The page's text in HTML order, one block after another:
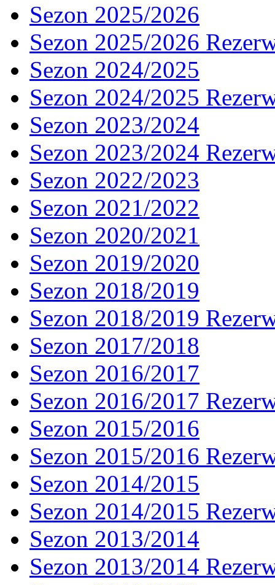
Sezon 2025/2026
Sezon 2025/2026
Sezon 2024/2025
Sezon 2024/2025
Sezon 2023/2024
Sezon 2023/2024
Sezon 2022/2023
Sezon 2021/2022
Sezon 2020/2021
Sezon 2019/2020
Sezon 2018/2019
Sezon 2018/2019
Sezon 2017/2018
Sezon 2016/2017
Sezon 2016/2017
Sezon 2015/2016
Sezon 2015/2016
Sezon 2014/2015
Sezon 2014/2015
Sezon 2013/2014
Sezon 2013/2014